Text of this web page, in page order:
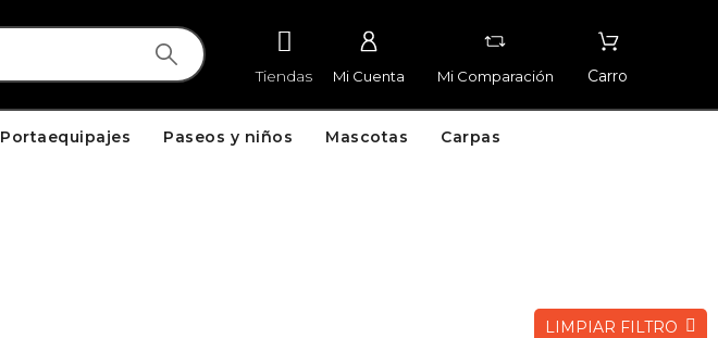
Tiendas Mi Cuenta Mi Comparación Carro
Portaequipajes Paseos y niños Mascotas Carpas
LIMPIAR FILTRO